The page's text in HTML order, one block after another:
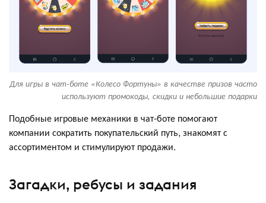
Для игры в чат-боте «Колесо Фортуны» в качестве призов часто
используют промокоды, скидки и небольшие подарки
Подобные игровые механики в чат-боте помогают
компании сократить покупательский путь, знакомят с
ассортиментом и стимулируют продажи.
Загадки, ребусы и задания